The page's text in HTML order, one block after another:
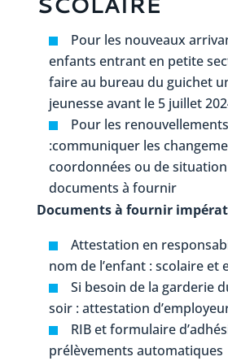
Pour les nouveaux
enfants entrant en petite
faire au bureau du guichet
jeunesse avant le 5 juillet
Pour les renouvellements
:communiquer les
coordonnées ou de
documents à fournir
Documents à fournir
Attestation en
nom de l’enfant : scolaire et
Si besoin de la garderie
soir : attestation
RIB et formulaire
prélèvements automatiques